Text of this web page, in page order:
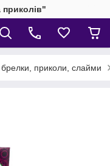
приколів"
брелки, приколи, слайми